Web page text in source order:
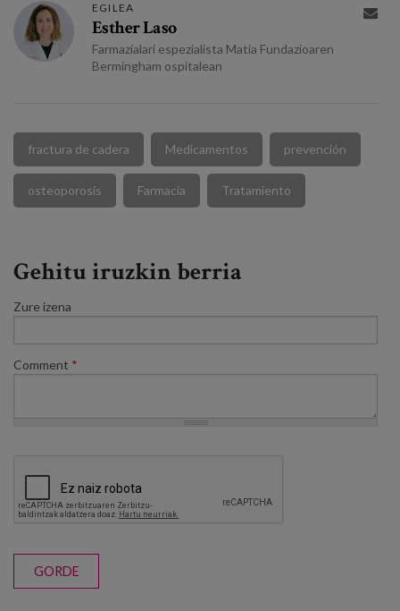
EGILEA
Esther Laso
Farmazialari espezialista Matia Fundazioaren
Bermingham ospitalean

fractura de cadera Medicamentos prevención
osteoporosis Farmacia Tratamiento
Gehitu iruzkin berria
Zure izena
Comment *
GORDE